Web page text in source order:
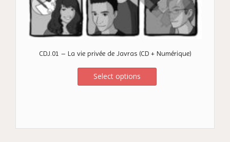
CDJ.01 – La vie privée de Javras (CD + Numérique)
Select options